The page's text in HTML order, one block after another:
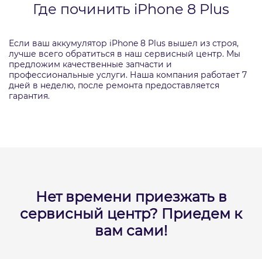
Где починить iPhone 8 Plus
Если ваш аккумулятор iPhone 8 Plus вышел из строя,
лучше всего обратиться в наш сервисный центр. Мы
предложим качественные запчасти и
профессиональные услуги. Наша компания работает 7
дней в неделю, после ремонта предоставляется
гарантия.
Нет времени приезжать в
сервисный центр? Приедем к
вам сами!